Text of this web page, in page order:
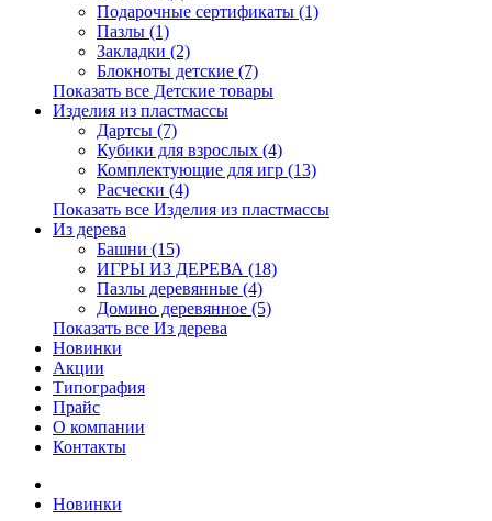
Подарочные сертификаты (1)
Пазлы (1)
Закладки (2)
Блокноты детские (7)
Показать все Детские товары
Изделия из пластмассы
Дартсы (7)
Кубики для взрослых (4)
Комплектующие для игр (13)
Расчески (4)
Показать все Изделия из пластмассы
Из дерева
Башни (15)
ИГРЫ ИЗ ДЕРЕВА (18)
Пазлы деревянные (4)
Домино деревянное (5)
Показать все Из дерева
Новинки
Акции
Типография
Прайс
О компании
Контакты
Новинки